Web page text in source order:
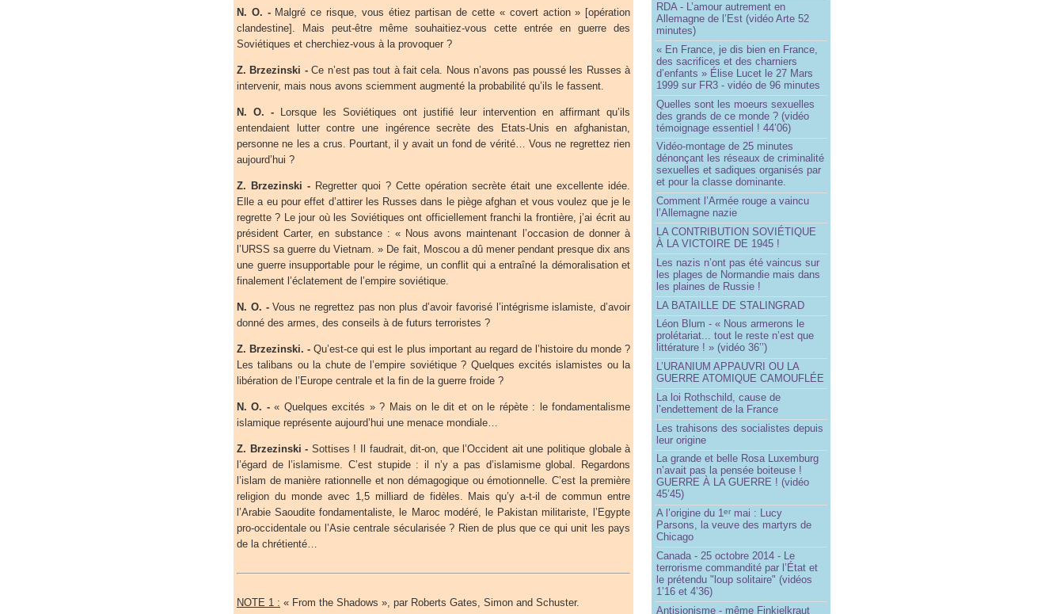
N. O. -Malgré ce risque, vous étiez partisan de cette « covert action » [opération
clandestine]. Mais peut-être même souhaitiez-vous cette entrée en guerre des
Soviétiques et cherchiez-vous à la provoquer ?
Z. Brzezinski -Ce n’est pas tout à fait cela. Nous n’avons pas poussé les Russes à
intervenir, mais nous avons sciemment augmenté la probabilité qu’ils le fassent.
N. O. - Lorsque les Soviétiques ont justifié leur intervention en affirmant qu’ils
entendaient lutter contre une ingérence secrète des Etats-Unis en afghanistan,
personne ne les a crus. Pourtant, il y avait un fond de vérité… Vous ne regrettez rien
aujourd’hui ?
Z. Brzezinski - Regretter quoi ? Cette opération secrète était une excellente idée.
Elle a eu pour effet d’attirer les Russes dans le piège afghan et vous voulez que je le
regrette ? Le jour où les Soviétiques ont officiellement franchi la frontière, j’ai écrit au
président Carter, en substance : « Nous avons maintenant l’occasion de donner à
l’URSS sa guerre du Vietnam. » De fait, Moscou a dû mener pendant presque dix ans
une guerre insupportable pour le régime, un conflit qui a entraîné la démoralisation et
finalement l’éclatement de l’empire soviétique.
N. O. -Vous ne regrettez pas non plus d’avoir favorisé l’intégrisme islamiste, d’avoir
donné des armes, des conseils à de futurs terroristes ?
Z. Brzezinski. - Qu’est-ce qui est le plus important au regard de l’histoire du monde ?
Les talibans ou la chute de l’empire soviétique ? Quelques excités islamistes ou la
libération de l’Europe centrale et la fin de la guerre froide ?
N. O. -« Quelques excités » ? Mais on le dit et on le répète : le fondamentalisme
islamique représente aujourd’hui une menace mondiale…
Z. Brzezinski - Sottises ! Il faudrait, dit-on, que l’Occident ait une politique globale à
l’égard de l’islamisme. C’est stupide : il n’y a pas d’islamisme global. Regardons
l’islam de manière rationnelle et non démagogique ou émotionnelle. C’est la première
religion du monde avec 1,5 milliard de fidèles. Mais qu’y a-t-il de commun entre
l’Arabie Saoudite fondamentaliste, le Maroc modéré, le Pakistan militariste, l’Egypte
pro-occidentale ou l’Asie centrale sécularisée ? Rien de plus que ce qui unit les pays
de la chrétienté…
NOTE 1 : « From the Shadows », par Roberts Gates, Simon and Schuster.
RDA - L’amour autrement en
Allemagne de l’Est (vidéo Arte 52
minutes)
« En France, je dis bien en France,
des sacrifices et des charniers
d’enfants » Élise Lucet le 27 Mars
1999 sur FR3 - vidéo de 96 minutes
Quelles sont les moeurs sexuelles
des grands de ce monde ? (vidéo
témoignage essentiel ! 44’06)
Vidéo-montage de 25 minutes
dénonçant les réseaux de criminalité
sexuelles et sadiques organisés par
et pour la classe dominante.
Comment l’Armée rouge a vaincu
l’Allemagne nazie
LA CONTRIBUTION SOVIÉTIQUE
À LA VICTOIRE DE 1945 !
Les nazis n’ont pas été vaincus sur
les plages de Normandie mais dans
les plaines de Russie !
LA BATAILLE DE STALINGRAD
Léon Blum - « Nous armerons le
prolétariat... tout le reste n’est que
littérature ! » (vidéo 36’’)
L’URANIUM APPAUVRI OU LA
GUERRE ATOMIQUE CAMOUFLÉE
La loi Rothschild, cause de
l’endettement de la France
Les trahisons des socialistes depuis
leur origine
La grande et belle Rosa Luxemburg
n’avait pas la pensée boiteuse !
GUERRE À LA GUERRE ! (vidéo
45’45)
A l’origine du 1er mai : Lucy
Parsons, la veuve des martyrs de
Chicago
Canada - 25 octobre 2014 - Le
terrorisme commandité par l’État et
le prétendu "loup solitaire" (vidéos
1’16 et 4’36)
Antisionisme - même Finkielkraut